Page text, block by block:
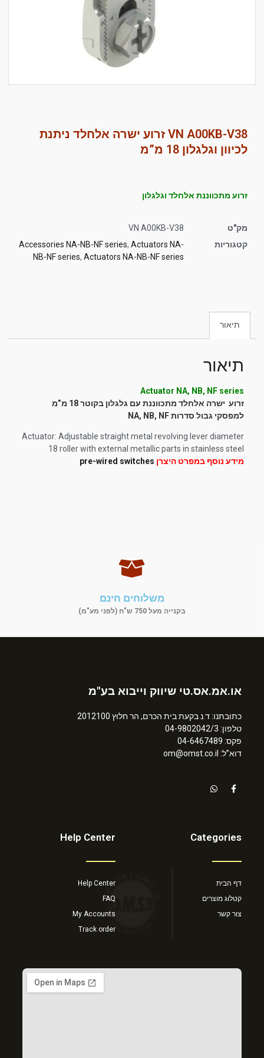
לאפס
את
כל
האפשרויות
cached
VN A00KB-V38 זרוע ישרה אלחלד ניתנת
לכיוון וגלגלון 18 מ”מ
זרוע מתכווננת אלחלד וגלגלון
מק"ט
VN A00KB-V38
קטגוריות
Accessories NA-NB-NF series, Actuators NA-
NB-NF series, Actuators NA-NB-NF series
תיאור
תיאור
Actuator NA, NB, NF series
זרוע ישרה אלחלד מתכווננת עם גלגלון בקוטר 18 מ”מ
למפסקי גבול סדרות NA, NB, NF
Actuator: Adjustable straight metal revolving lever diameter
18 roller with external metallic parts in stainless steel
מידע נוסף במפרט היצרן pre-wired switches
משלוחים חינם
בקנייה מעל 750 ש"ח (לפני מע"מ)
או.אמ.אס.טי שיווק וייבוא בע"מ
כתובתנו: ד.נ בקעת בית הכרם, הר חלוץ 2012100
טלפון: 04-9802042/3
פקס: 04-6467489
דוא”ל: om@omst.co.il
Categories
דף הבית
קטלוג מוצרים
צור קשר
Help Center
Help Center
FAQ
My Accounts
Track order